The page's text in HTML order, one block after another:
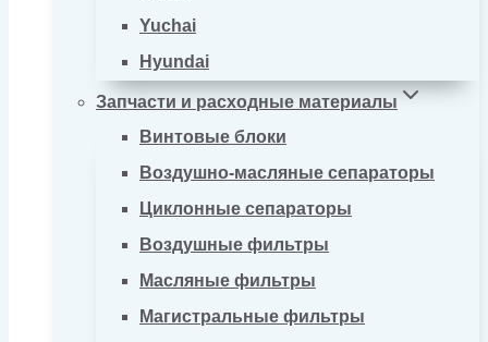
Yuchai
Hyundai
Запчасти и расходные материалы
Винтовые блоки
Воздушно-масляные сепараторы
Циклонные сепараторы
Воздушные фильтры
Масляные фильтры
Магистральные фильтры